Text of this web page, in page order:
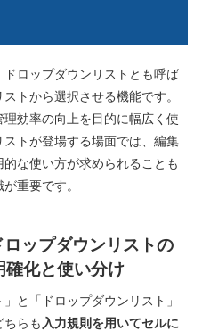
ロップダウンリストとも呼ば
トから選択させる機能です。
効率の向上を目的に幅広く使
トが登場する場面では、編集
な使い方が求められることも
重要です。
ップダウンリストの
確化と使い分け
と「ドロップダウンリスト」
ちらも 入力規則を用いてセルに